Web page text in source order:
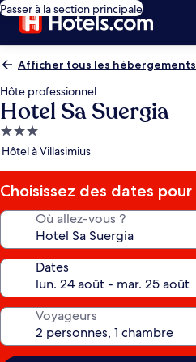
Passer à la section principale
Afficher tous les hébergements
Hôte professionnel
Hotel Sa Suergia
Hébergement
3.0 étoiles
Hôtel à Villasimius
Choisissez des dates
Où allez-vous ?
Dates
Voyageurs